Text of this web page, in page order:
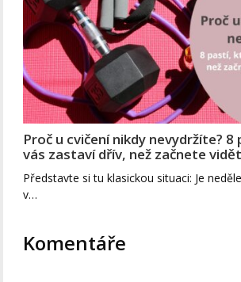
Proč u cvičení nikdy nevydržíte?
vás zastaví dřív, než začnete
Představte si tu klasickou situaci: Je
v…
Komentáře